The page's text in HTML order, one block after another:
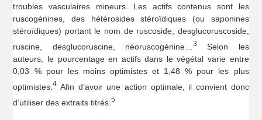
troubles vasculaires mineurs. Les actifs contenus sont les
ruscogénines, des hétérosides stéroïdiques (ou saponines
stéroïdiques) portant le nom de ruscoside, desglucoruscoside,
ruscine, desglucoruscine, néoruscogénine…
3
Selon les
auteurs, le pourcentage en actifs dans le végétal varie entre
0,03 % pour les moins optimistes et 1,48 % pour les plus
optimistes.4 Afin d’avoir une action optimale, il convient donc
d’utiliser des extraits titrés.5